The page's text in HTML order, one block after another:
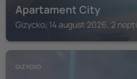
Apartament City
Gizycko, 14 august 2026, 2 nopți
GIZYCKO